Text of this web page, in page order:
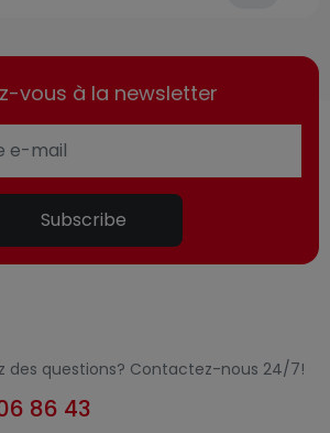
vous à la newsletter
Subscribe
des questions? Contactez-nous 24/7!
86 43